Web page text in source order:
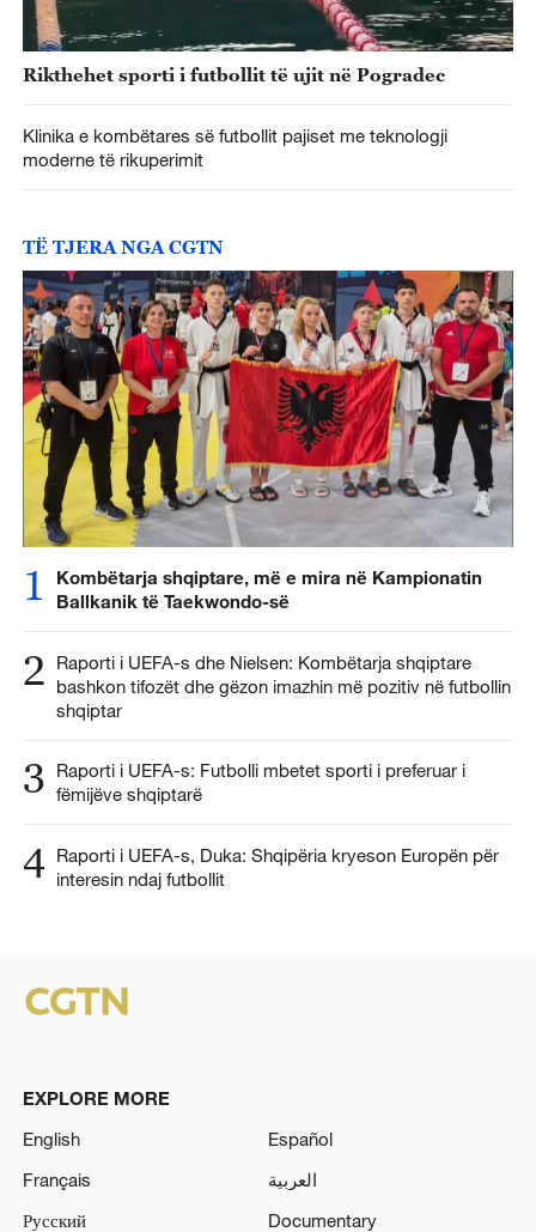
Rikthehet sporti i futbollit të ujit në Pogradec
Klinika e kombëtares së futbollit pajiset me teknologji
moderne të rikuperimit
TË TJERA NGA CGTN
1
Kombëtarja shqiptare, më e mira në Kampionatin
Ballkanik të Taekwondo-së
2
Raporti i UEFA-s dhe Nielsen: Kombëtarja shqiptare
bashkon tifozët dhe gëzon imazhin më pozitiv në futbollin
shqiptar
3
Raporti i UEFA-s: Futbolli mbetet sporti i preferuar i
fëmijëve shqiptarë
4 Raporti i UEFA-s, Duka: Shqipëria kryeson Europën për
interesin ndaj futbollit
EXPLORE MORE
English
Español
Français
العربية
Русский
Documentary